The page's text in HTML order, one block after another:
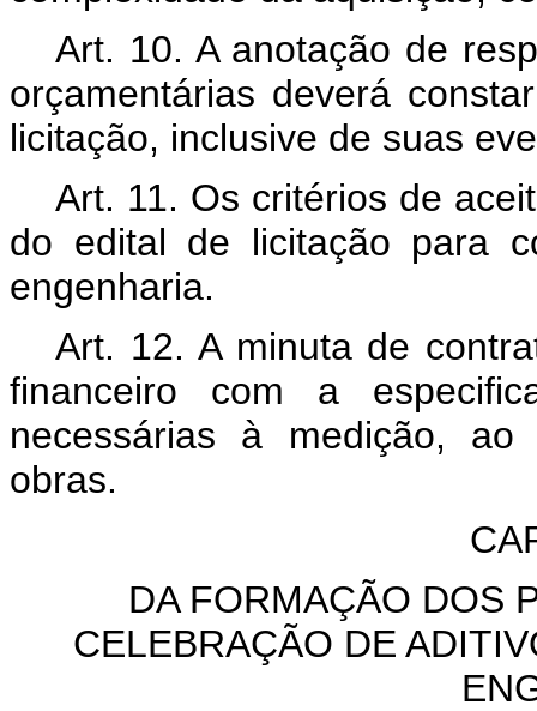
Art. 10. A anotação de
orçamentárias deverá
licitação, inclusive de suas
Art. 11. Os critérios de
do edital de licitação para
engenharia.
Art. 12. A minuta de
financeiro com a
necessárias à medição,
obras.
DA FORMAÇÃO DOS
CELEBRAÇÃO DE